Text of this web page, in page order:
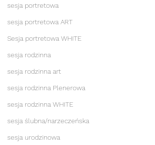
sesja portretowa
sesja portretowa ART
Sesja portretowa WHITE
sesja rodzinna
sesja rodzinna art
sesja rodzinna Plenerowa
sesja rodzinna WHITE
sesja ślubna/narzeczeńska
sesja urodzinowa